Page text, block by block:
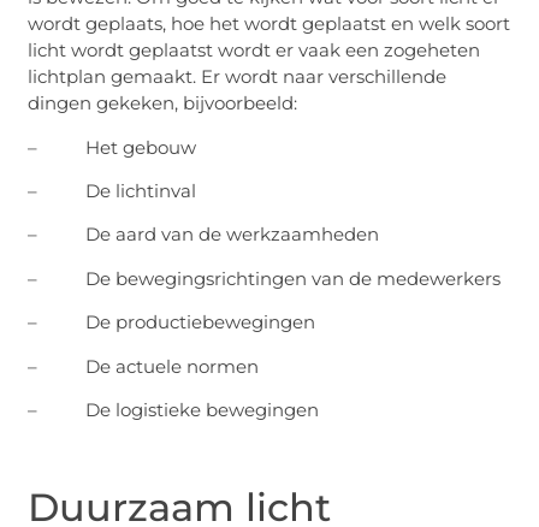
wordt geplaats, hoe het wordt geplaatst en welk soort
licht wordt geplaatst wordt er vaak een zogeheten
lichtplan gemaakt. Er wordt naar verschillende
dingen gekeken, bijvoorbeeld:
– Het gebouw
– De lichtinval
– De aard van de werkzaamheden
– De bewegingsrichtingen van de medewerkers
– De productiebewegingen
– De actuele normen
– De logistieke bewegingen
Duurzaam licht